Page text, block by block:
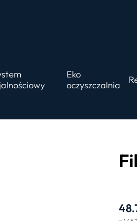
Eko
oczyszczalnia